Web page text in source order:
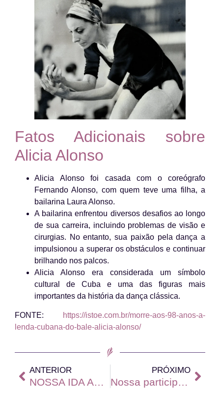
Fatos Adicionais sobre
Alicia Alonso
Alicia Alonso foi casada com o coreógrafo
Fernando Alonso, com quem teve uma filha, a
bailarina Laura Alonso.
A bailarina enfrentou diversos desafios ao longo
de sua carreira, incluindo problemas de visão e
cirurgias. No entanto, sua paixão pela dança a
impulsionou a superar os obstáculos e continuar
brilhando nos palcos.
Alicia Alonso era considerada um símbolo
cultural de Cuba e uma das figuras mais
importantes da história da dança clássica.
FONTE:
https://istoe.com.br/morre-aos-98-anos-a-
lenda-cubana-do-bale-alicia-alonso/
ANTERIOR
NOSSA IDA AO FESTIVAL INTERNACIONAL DE GOIÁS
PRÓXIMO
Nossa participação no Prêmio Desterro